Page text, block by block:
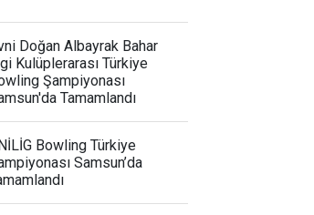
Doğan Albayrak Bahar
Kulüplerarası Türkiye
Şampiyonası
Tamamlandı
Bowling Türkiye
Samsun’da